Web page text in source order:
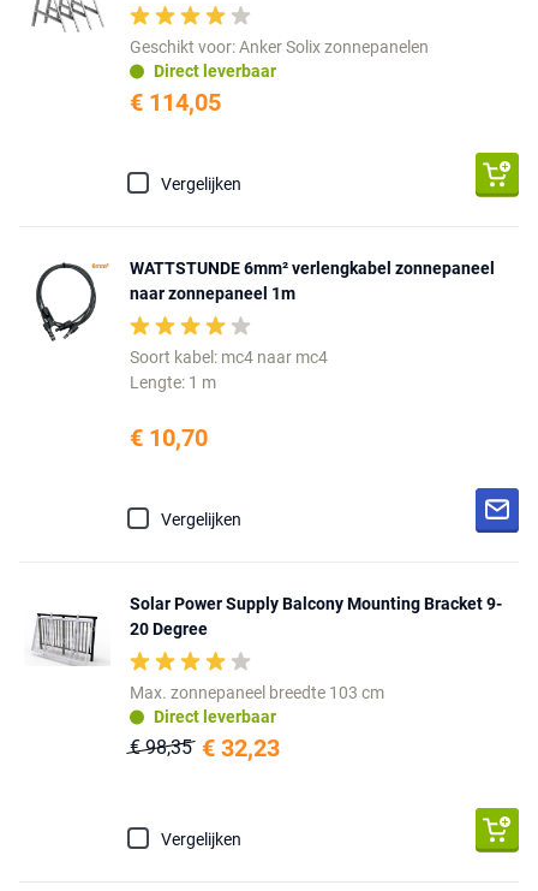
Geschikt voor: Anker Solix zonnepanelen
Direct leverbaar
€ 114,05
Vergelijken
WATTSTUNDE 6mm² verlengkabel zonnepaneel
naar zonnepaneel 1m
Soort kabel: mc4 naar mc4
Lengte: 1 m
€ 10,70
Vergelijken
Solar Power Supply Balcony Mounting Bracket 9-
20 Degree
Max. zonnepaneel breedte 103 cm
Direct leverbaar
€ 98,35 € 32,23
Vergelijken